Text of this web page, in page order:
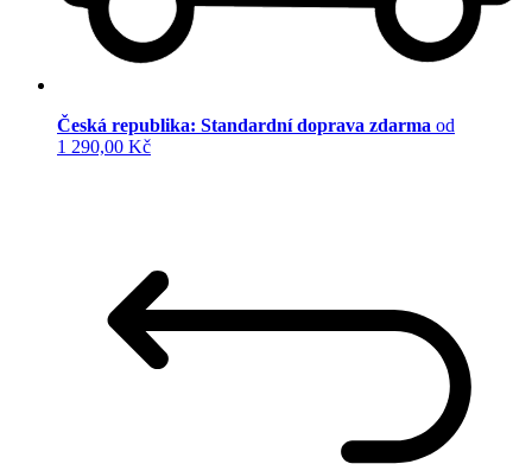
Česká republika: Standardní doprava zdarma od
1 290,00 Kč